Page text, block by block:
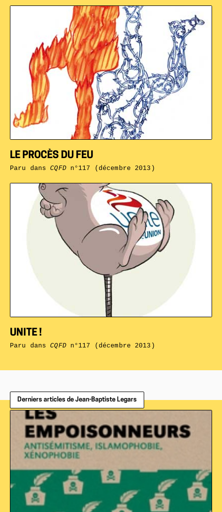
UNITE !
Paru dansCQFDn°117 (décembre 2013)
LE PROCÈS DU FEU
Paru dansCQFDn°117 (décembre 2013)
Derniers articles de Jean-Baptiste Legars